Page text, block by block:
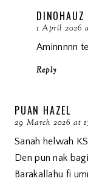
DINOHAUZ
1 April 2026
Aminnnnn
Reply
PUAN HAZEL
29 March 2026 at
Sanah helwah
Den pun nak
Barakallahu fi